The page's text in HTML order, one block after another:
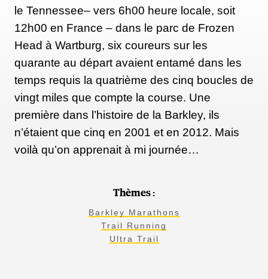
le Tennessee– vers 6h00 heure locale, soit
12h00 en France – dans le parc de Frozen
Head à Wartburg, six coureurs sur les
quarante au départ avaient entamé dans les
temps requis la quatrième des cinq boucles de
vingt miles que compte la course. Une
première dans l’histoire de la Barkley, ils
n’étaient que cinq en 2001 et en 2012. Mais
voilà qu’on apprenait à mi journée…
Thèmes :
Barkley Marathons
Trail Running
Ultra Trail